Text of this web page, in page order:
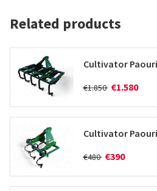
Related products
Cultivator
€1.850 €1.580
Cultivator
€480 €390